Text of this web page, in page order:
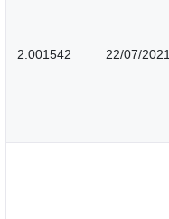
2.001542 22/07/2021